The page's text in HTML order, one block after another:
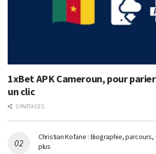
1xBet APK Cameroun, pour
un clic
0 PARTAGES
Christian Kofane : Biographie,
plus